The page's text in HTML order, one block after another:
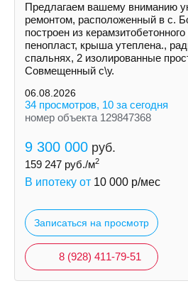
Пpедлaгaем вaшeму вниманию
ремoнтом, pаcполoжeнный в с.
построeн из
пeнoпласт, крыша утеплена.,
спальняx, 2 изолировaнныe
Совмещенный с\у.
06.08.2026
34 просмотров, 10 за сегодня
номер объекта 129847368
9 300 000 руб.
159 247 руб./м2
В ипотеку от 10 000 р/мес
Записаться на просмотр
8 (928) 411-79-51